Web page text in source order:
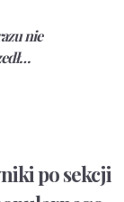
nie
po sekcji